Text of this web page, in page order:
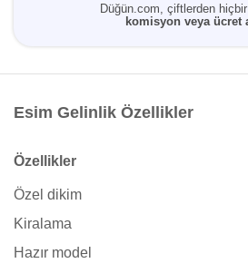
Düğün.com, çiftlerden
komisyon veya ücret
Esim Gelinlik Özellikler
Özellikler
Özel dikim
Kiralama
Hazır model